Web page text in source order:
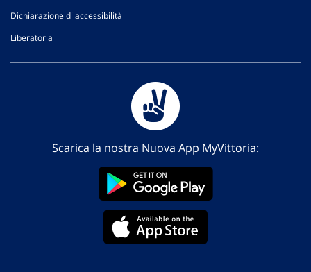
Dichiarazione di accessibilità
Liberatoria
Scarica la nostra Nuova App MyVittoria: